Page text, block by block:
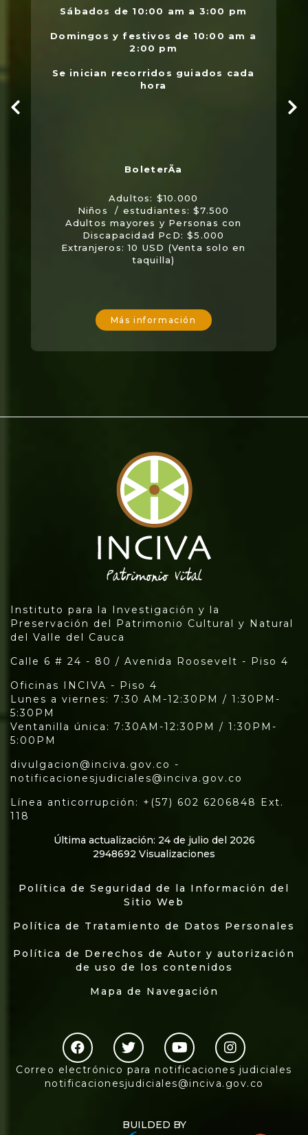
Sábados de 10:00 am a 3:00 pm
Domingos y festivos de 10:00 am a
2:00 pm
Se inician recorridos guiados cada
hora
Adultos: $10.000
Niños / estudiantes: $7.500
Adultos mayores y Personas con
Discapacidad PcD: $5.000
Extranjeros: 10 USD (Venta solo en
taquilla)
Más información
Instituto para la Investigación y la
Preservación del Patrimonio Cultural y Natural
del Valle del Cauca
Calle 6 # 24 - 80 / Avenida Roosevelt - Piso 4
Oficinas INCIVA - Piso 4
Lunes a viernes: 7:30 AM-12:30PM / 1:30PM-
5:30PM
Ventanilla única: 7:30AM-12:30PM / 1:30PM-
5:00PM
divulgacion@inciva.gov.co -
notificacionesjudiciales@inciva.gov.co
Línea anticorrupción: +(57) 602 6206848 Ext.
118
Última actualización: 24 de julio del 2026
2948692 Visualizaciones
Política de Seguridad de la Información del
Sitio Web
Política de Tratamiento de Datos Personales
Política de Derechos de Autor y autorización
de uso de los contenidos
Mapa de Navegación
Correo electrónico para notificaciones judiciales
notificacionesjudiciales@inciva.gov.co
BUILDED BY